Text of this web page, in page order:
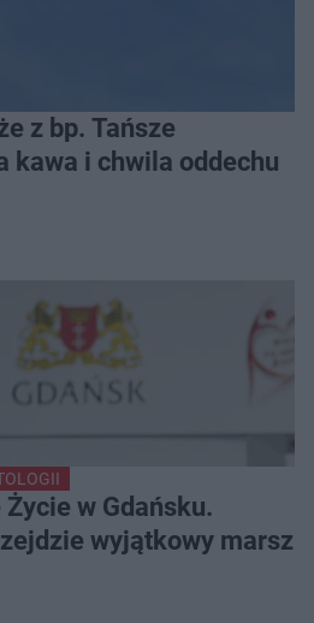
z bp. Tańsze
kawa i chwila oddechu
w Gdańsku.
wyjątkowy marsz